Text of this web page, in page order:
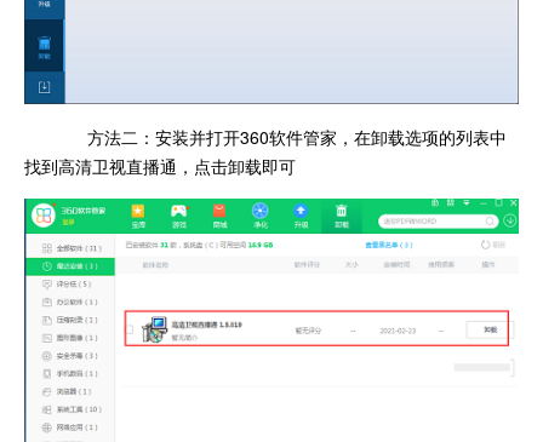
方法二：安装并打开360软件管家，在卸载选项的列表中
找到高清卫视直播通，点击卸载即可